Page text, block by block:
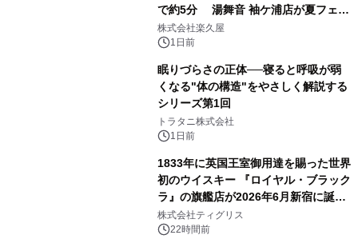
で約5分 湯舞音 袖ケ浦店が夏フェア
メニューを提供
株式会社楽久屋
1日前
眠りづらさの正体──寝ると呼吸が弱
くなる"体の構造"をやさしく解説する
シリーズ第1回
トラタニ株式会社
1日前
1833年に英国王室御用達を賜った世界
初のウイスキー 『ロイヤル・ブラック
ラ』の旗艦店が2026年6月新宿に誕
生 バカルディ ジャパンと連携した
没入型バー「BAR Arca」
株式会社ティグリス
22時間前